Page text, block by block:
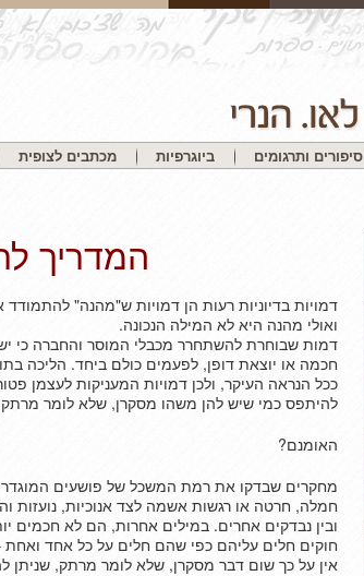
סיפורים ותרגומים ביוגרפיות מכתבים לצופית
המדריך
דמויות בדיוניות רעות הן דמויות ש"מהנה" להתמודד
ואולי מהנה היא לא המילה הנכונה.
דמות שבוחרת להשתחרר מכבלי המוסר והחברה כי
חכמה או יוצאת דופן, לפעמים כולם ביחד. הליכה
ככל הנראה העיקר, ולכן דמויות המעניקות לעצמן
להיתפס כמי שיש להן משהו מסקרן, שלא לומר
האומנם?
מחקרים שבדקו את רמת המשכל של פושעים
חמלה, חרטה או רגשות אשמה לצד אנוכיות, נועזות
ובין נבדקים אחרים. במילים אחרות, הם לא חכמים
חוקים חלים עליהם כפי שהם חלים על כל אחד
אין על כך שום דבר מסקרן, שלא לומר מרתק, שניתן